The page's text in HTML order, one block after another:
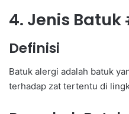
4. Jenis
Definisi
Batuk alergi adalah batuk
terhadap zat tertentu di